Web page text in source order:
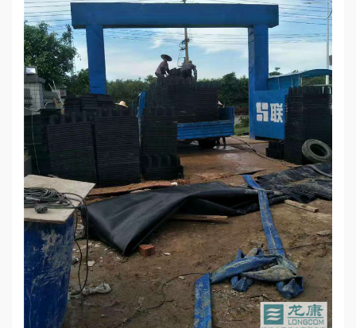
品
中
心
程
案
例
新